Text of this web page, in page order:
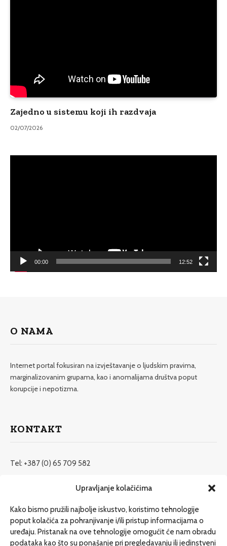
Upravljanje kolačićima
Kako bismo pružili najbolje iskustvo, koristimo tehnologije
poput kolačića za pohranjivanje i/ili pristup informacijama o
uređaju. Pristanak na ove tehnologije omogućit će nam obradu
podataka kao što su ponašanje pri pregledavanju ili jedinstveni
Zajedno u sistemu koji ih razdvaja
02/07/2026
00:00 12:52
O NAMA
Internet portal fokusiran na izvještavanje o ljudskim pravima,
marginalizovanim grupama, kao i anomalijama društva poput
korupcije i nepotizma.
KONTAKT
Tel: +387 (0) 65 709 582
redakcija@etrafika.net
Dosije